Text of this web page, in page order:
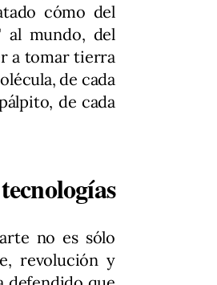
cómo del
al mundo, del
a tomar tierra
de cada
de cada
no es sólo
revolución y